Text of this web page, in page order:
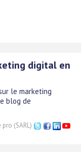
digital en
le marketing
blog de
pro (SARL)